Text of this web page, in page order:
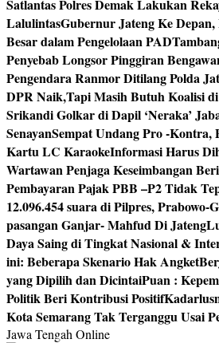
Satlantas Polres Demak Lakukan
LalulintasGubernur Jateng Ke
Besar dalam Pengelolaan PAD
Penyebab Longsor Pinggiran
Pengendara Ranmor Ditilang Polda
DPR Naik,Tapi Masih Butuh Koalisi
Srikandi Golkar di Dapil ‘Neraka’
SenayanSempat Undang Pro -Kontra,
Kartu LC KaraokeInformasi Harus
Wartawan Penjaga Keseimbangan
Pembayaran Pajak PBB –P2 Tidak
12.096.454 suara di Pilpres,
pasangan Ganjar- Mahfud Di Jateng
Daya Saing di Tingkat Nasional &
ini: Beberapa Skenario Hak Angket
yang Dipilih dan DicintaiPuan :
Politik Beri Kontribusi Positif
Kota Semarang Tak Terganggu Usai
Jawa Tengah Online